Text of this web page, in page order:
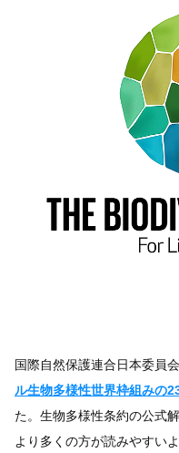
国際自然保護連合日本委員
ル生物多様性世界枠組みの
た。生物多様性条約の公式
より多くの方が読みやすい